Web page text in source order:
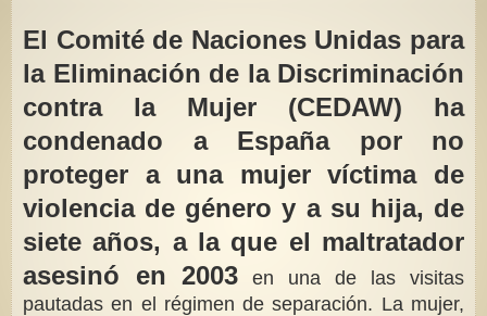
El Comité de Naciones Unidas para
la Eliminación de la Discriminación
contra la Mujer (CEDAW) ha
condenado a España por no
proteger a una mujer víctima de
violencia de género y a su hija, de
siete años, a la que el maltratador
asesinó en 2003 en una de las visitas
pautadas en el régimen de separación. La mujer,